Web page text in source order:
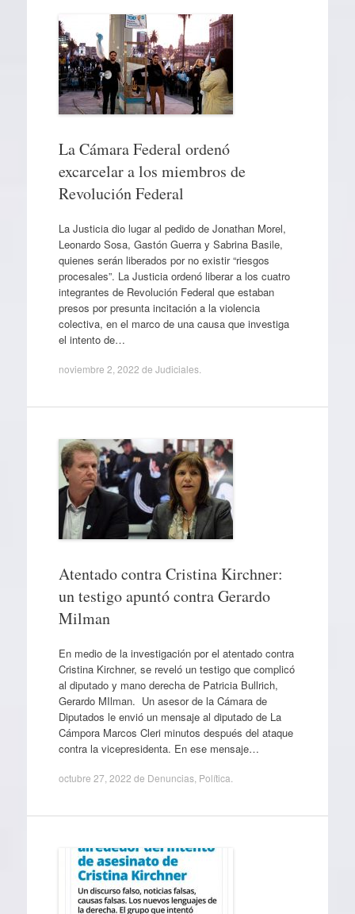
La Cámara Federal ordenó
excarcelar a los miembros de
Revolución Federal
La Justicia dio lugar al pedido de Jonathan Morel,
Leonardo Sosa, Gastón Guerra y Sabrina Basile,
quienes serán liberados por no existir “riesgos
procesales”. La Justicia ordenó liberar a los cuatro
integrantes de Revolución Federal que estaban
presos por presunta incitación a la violencia
colectiva, en el marco de una causa que investiga
el intento de…
noviembre 2, 2022 de Judiciales.
Atentado contra Cristina Kirchner:
un testigo apuntó contra Gerardo
Milman
En medio de la investigación por el atentado contra
Cristina Kirchner, se reveló un testigo que complicó
al diputado y mano derecha de Patricia Bullrich,
Gerardo MIlman. Un asesor de la Cámara de
Diputados le envió un mensaje al diputado de La
Cámpora Marcos Cleri minutos después del ataque
contra la vicepresidenta. En ese mensaje…
octubre 27, 2022 de Denuncias, Política